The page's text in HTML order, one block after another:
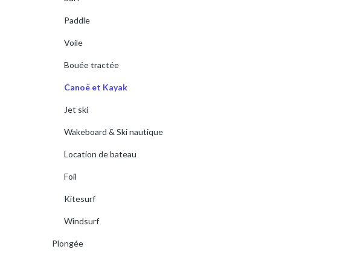
Paddle
Voile
Bouée tractée
Canoë et Kayak
Jet ski
Wakeboard & Ski nautique
Location de bateau
Foil
Kitesurf
Windsurf
Plongée